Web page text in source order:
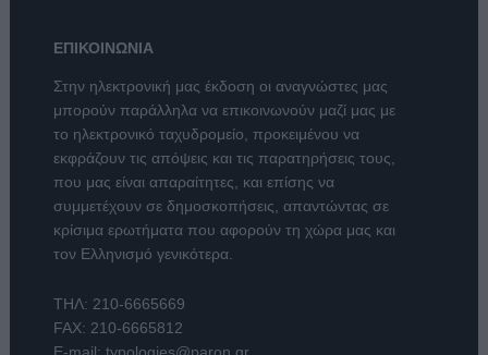
ΕΠΙΚΟΙΝΩΝΙΑ
Στην ηλεκτρονική μας έκδοση οι αναγνώστες μας
μπορούν παράλληλα να επικοινωνούν μαζί μας με
το ηλεκτρονικό ταχυδρομείο, προκειμένου να
εκφράζουν τις απόψεις και τις παρατηρήσεις τους,
που μας είναι απαραίτητες, και επίσης να
συμμετέχουν σε δημοσκοπήσεις, απαντώντας σε
κρίσιμα ερωτήματα που αφορούν τη χώρα μας και
τον Ελληνισμό γενικότερα.
ΤΗΛ: 210-6665669
FAX: 210-6665812